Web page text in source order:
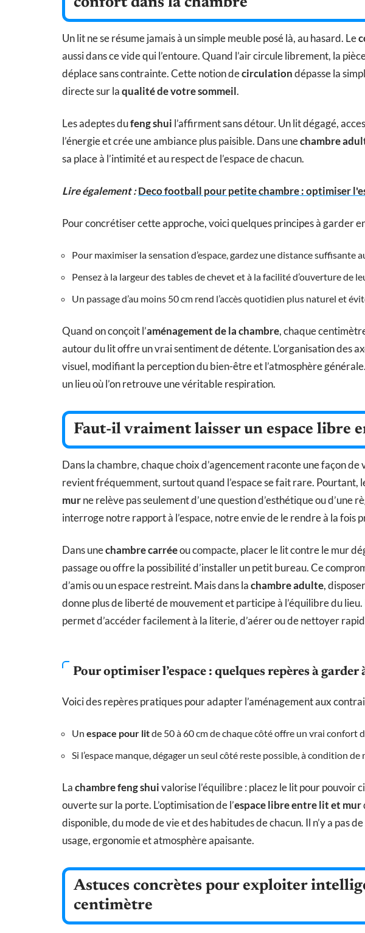
Un lit ne se résume jamais à un simple meuble posé là, au hasard. Le
aussi dans ce vide qui l’entoure. Quand l’air circule librement, la
déplace sans contrainte. Cette notion decirculationdépasse la
directe sur laqualité de votre sommeil.
Les adeptes dufeng shui l’affirment sans détour. Un lit dégagé,
l’énergie et crée une ambiance plus paisible. Dans unechambre
sa place à l’intimité et au respect de l’espace de chacun.
Lire également :Deco football pour petite chambre : optimiser
Pour concrétiser cette approche, voici quelques principes à garder
Pour maximiser la sensation d’espace, gardez une distance suffisante
Pensez à la largeur des tables de chevet et à la facilité d’ouverture de
Un passage d’au moins 50 cm rend l’accès quotidien plus naturel et
Quand on conçoit l’aménagement de la chambre, chaque
autour du lit offre un vrai sentiment de détente. L’organisation des
visuel, modifiant la perception du bien-être et l’atmosphère
un lieu où l’on retrouve une véritable respiration.
Faut-il vraiment laisser un espace libre
Dans la chambre, chaque choix d’agencement raconte une façon de
revient fréquemment, surtout quand l’espace se fait rare. Pourtant,
murne relève pas seulement d’une question d’esthétique ou d’une
interroge notre rapport à l’espace, notre envie de le rendre à la fois
Dans unechambre carréeou compacte, placer le lit contre le mur
passage ou offre la possibilité d’installer un petit bureau. Ce
d’amis ou un espace restreint. Mais dans lachambre adulte,
donne plus de liberté de mouvement et participe à l’équilibre du lieu.
permet d’accéder facilement à la literie, d’aérer ou de nettoyer
Pour optimiser l’espace : quelques repères à garder
Voici des repères pratiques pour adapter l’aménagement aux
Un espace pour litde 50 à 60 cm de chaque côté offre un vrai confort
Si l’espace manque, dégager un seul côté reste possible, à condition
Lachambre feng shuivalorise l’équilibre : placez le lit pour pouvoir
ouverte sur la porte. L’optimisation de l’espace libre entre lit et mur
disponible, du mode de vie et des habitudes de chacun. Il n’y a pas
usage, ergonomie et atmosphère apaisante.
Astuces concrètes pour exploiter
centimètre